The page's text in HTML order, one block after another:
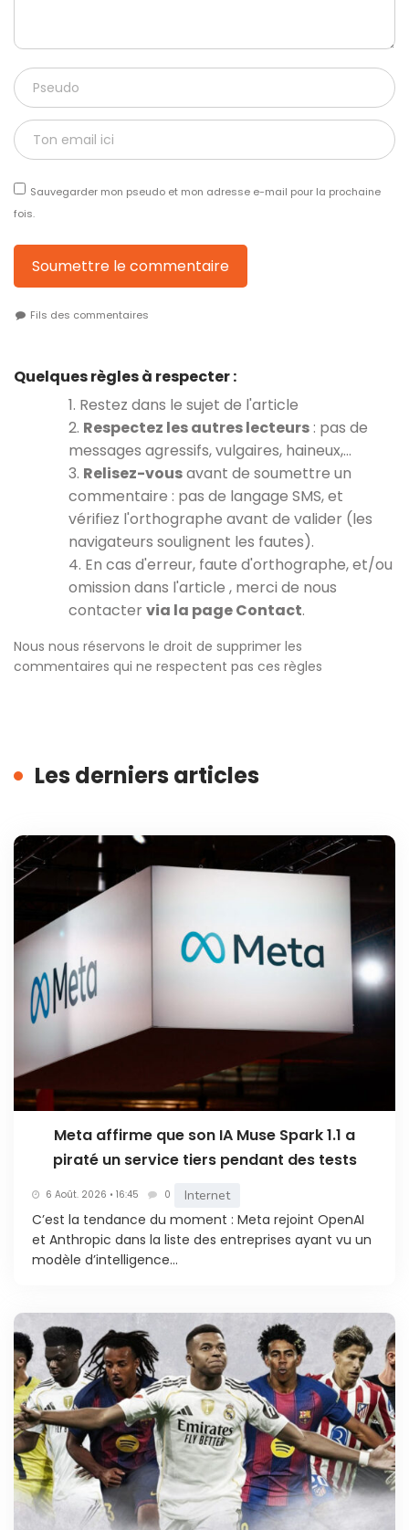
Sauvegarder mon pseudo et mon adresse e-mail pour la prochaine
fois.
Soumettre le commentaire
Fils des commentaires
Quelques règles à respecter :
1. Restez dans le sujet de l'article
2. Respectez les autres lecteurs : pas de
messages agressifs, vulgaires, haineux,…
3. Relisez-vousavant de soumettre un
commentaire : pas de langage SMS, et
vérifiez l'orthographe avant de valider (les
navigateurs soulignent les fautes).
4. En cas d'erreur, faute d'orthographe, et/ou
omission dans l'article , merci de nous
contacter via la page Contact.
Nous nous réservons le droit de supprimer les
commentaires qui ne respectent pas ces règles
Les derniers articles
Meta affirme que son IA Muse Spark 1.1 a
piraté un service tiers pendant des tests
6 Août. 2026 • 16:45 0 Internet
C’est la tendance du moment : Meta rejoint OpenAI
et Anthropic dans la liste des entreprises ayant vu un
modèle d’intelligence...